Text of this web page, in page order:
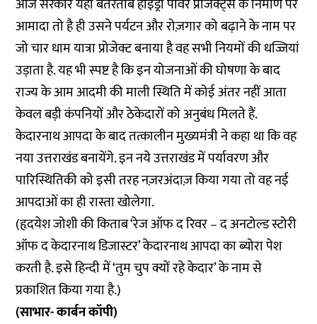
आज सरकार यहां बेतरतीब हाइड्रो पावर प्रोजेक्ट्स के निर्माण पर
आमादा तो है ही उसने पर्यटन और रोज़गार को बढ़ाने के नाम पर
जो चार धाम यात्रा प्रोजेक्ट बनाया है वह सभी नियमों की धज्जियां
उड़ाता है. यह भी स्पष्ट है कि इन योजनाओं की घोषणा के बाद
राज्य के आम आदमी की माली स्थिति में कोई अंतर नहीं आता
केवल बड़ी कंपनियों और ठेकेदारों को अनुबंध मिलते हैं.
केदारनाथ आपदा के बाद तत्कालीन मुख्यमंत्री ने कहा था कि वह
नया उत्तराखंड बनायेंगे. इन नये उत्तराखंड में पर्यावरण और
पारिस्थितिकी को इसी तरह नज़रअंदाज़ किया गया तो वह नई
आपदाओं का ही रास्ता खोलेगा.
(हृदयेश जोशी की किताब ‘रेज ऑफ द रिवर – द अनटोल्ड स्टोरी
ऑफ द केदारनाथ डिजास्टर’ केदारनाथ आपदा का ब्योरा पेश
करती है. इसे हिन्दी में ‘तुम चुप क्यों रहे केदार’ के नाम से
प्रकाशित किया गया है.)
(साभार- कार्बन कॉपी)